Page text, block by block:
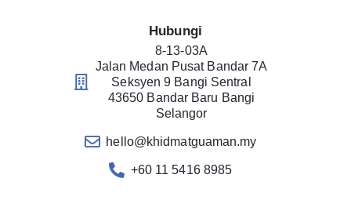
Hubungi
8-13-03A
Jalan Medan Pusat Bandar 7A
Seksyen 9 Bangi Sentral
43650 Bandar Baru Bangi
Selangor
hello@khidmatguaman.my
+60 11 5416 8985